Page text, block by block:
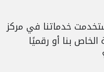
خدماتنا في مركز
الخاص بنا أو رقميًا